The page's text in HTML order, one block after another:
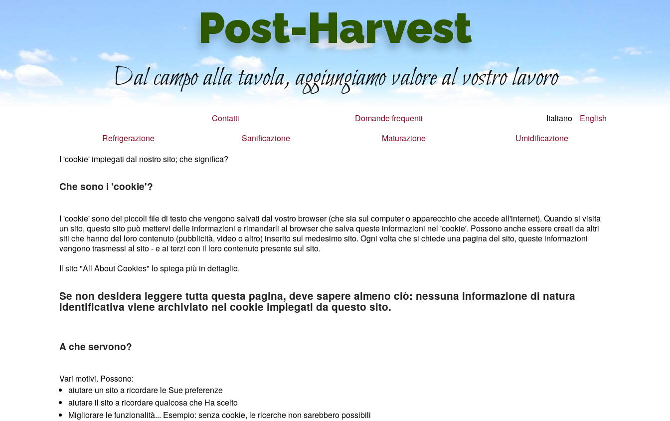
Post-Harvest
Dal campo alla tavola, aggiungiamo valore al vostro lavoro
Contatti Domande frequenti Italiano
English
Refrigerazione
Sanificazione Maturazione
Umidificazione
I 'cookie' impiegati dal nostro sito; che significa?
Che sono i 'cookie'?
I 'cookie' sono dei piccoli file di testo che vengono salvati dal vostro browser (che sia sul computer o apparecchio che accede all'internet). Quando si visita
un sito, questo sito può mettervi delle informazioni e rimandarli al browser che salva queste informazioni nel 'cookie'. Possono anche essere creati da altri
siti che hanno del loro contenuto (pubblicità, video o altro) inserito sul medesimo sito. Ogni volta che si chiede una pagina del sito, queste informazioni
vengono trasmessi al sito - e ai terzi con il loro contenuto presente sul sito.
Il sito "All About Cookies" lo spiega più in dettaglio.
Se non desidera leggere tutta questa pagina, deve sapere almeno ciò: nessuna informazione di natura
identificativa viene archiviato nei cookie impiegati da questo sito.
A che servono?
Vari motivi. Possono:
aiutare un sito a ricordare le Sue preferenze
aiutare il sito a ricordare qualcosa che Ha scelto
Migliorare le funzionalità... Esempio: senza cookie, le ricerche non sarebbero possibili